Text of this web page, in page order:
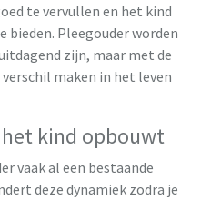
te vervullen en het kind
bieden. Pleegouder worden
zijn, maar met de
maken in het leven
kind opbouwt
vaak al een bestaande
deze dynamiek zodra je